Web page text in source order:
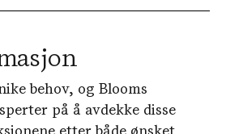
behov, og Blooms
på å avdekke disse